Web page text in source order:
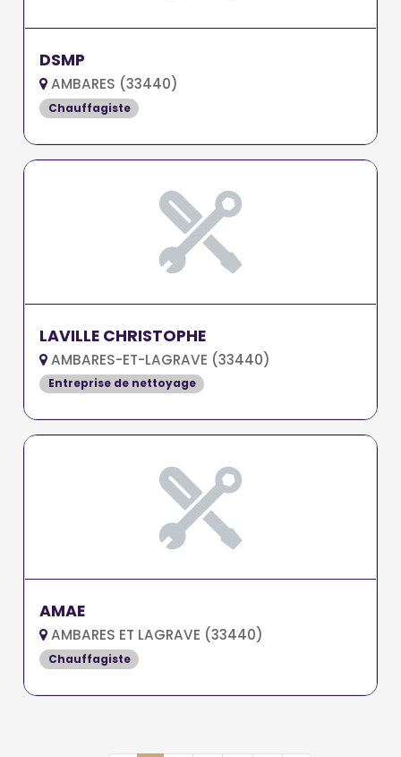
DSMP
AMBARES (33440)
Chauffagiste
LAVILLE CHRISTOPHE
AMBARES-ET-LAGRAVE (33440)
Entreprise de nettoyage
AMAE
AMBARES ET LAGRAVE (33440)
Chauffagiste